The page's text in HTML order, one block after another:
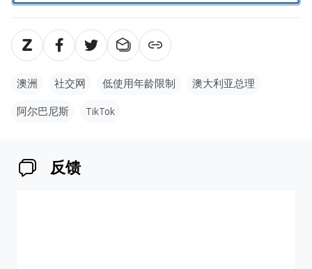
澳洲 社交网 低使用年龄限制 澳大利亚总理
阿尔巴尼斯 TikTok
反馈